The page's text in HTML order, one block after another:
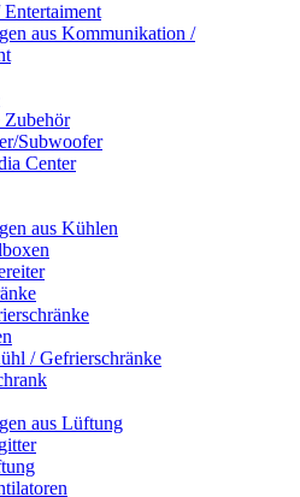
aus Kommunikation /
Zubehör
Subwoofer
Center
aus Kühlen
/ Gefrierschränke
aus Lüftung